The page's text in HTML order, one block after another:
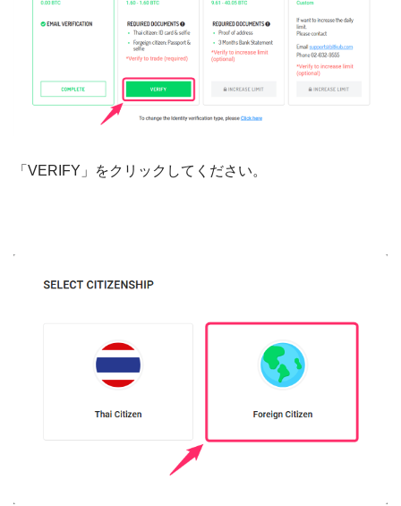
「VERIFY」をクリックしてください。